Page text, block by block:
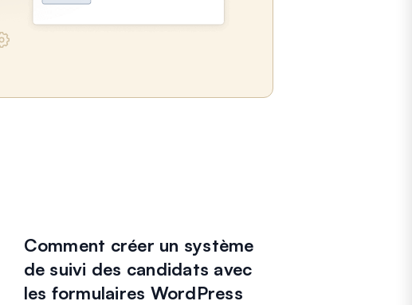
Comment créer un système
de suivi des candidats avec
les formulaires WordPress